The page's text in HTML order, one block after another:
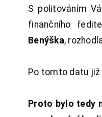
S politováním
finančního
Benýška,
Po tomto datu již
Proto bylo tedy